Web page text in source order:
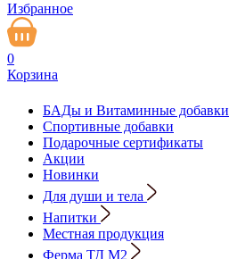
Избранное
0
Корзина
БАДы и Витаминные добавки
Спортивные добавки
Подарочные сертификаты
Акции
Новинки
Для души и тела
Напитки
Местная продукция
Ферма ТД М2